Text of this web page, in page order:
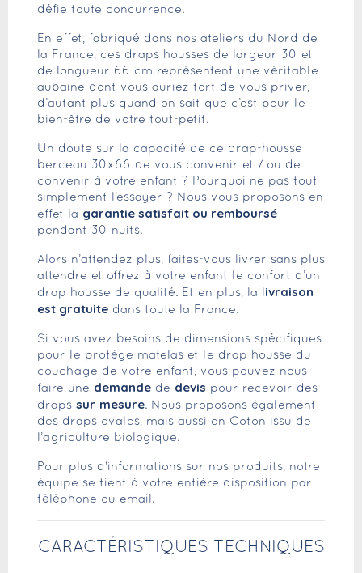
défie toute concurrence.
En effet, fabriqué dans nos ateliers du Nord de
la France, ces draps housses de largeur 30 et
de longueur 66 cm représentent une véritable
aubaine dont vous auriez tort de vous priver,
d’autant plus quand on sait que c’est pour le
bien-être de votre tout-petit.
Un doute sur la capacité de ce drap-housse
berceau 30x66 de vous convenir et / ou de
convenir à votre enfant ? Pourquoi ne pas tout
simplement l’essayer ? Nous vous proposons en
effet la garantie satisfait ou remboursé
pendant 30 nuits.
Alors n’attendez plus, faites-vous livrer sans plus
attendre et offrez à votre enfant le confort d’un
drap housse de qualité. Et en plus, la l ivraison
est gratuite dans toute la France.
Si vous avez besoins de dimensions spécifiques
pour le protège matelas et le drap housse du
couchage de votre enfant, vous pouvez nous
faire une demande de devis pour recevoir des
draps sur mesure. Nous proposons également
des draps ovales, mais aussi en Coton issu de
l’agriculture biologique.
Pour plus d'informations sur nos produits, notre
équipe se tient à votre entière disposition par
téléphone ou email.
CARACTÉRISTIQUES TECHNIQUES